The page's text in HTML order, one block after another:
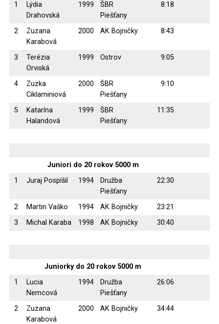
1
Lýdia
Drahovská
1999
ŠBR
Piešťany
8:18
2
Zuzana
Karabová
2000 AK Bojničky 8:43
3
Terézia
Orviská
1999 Ostrov 9:05
4
Zuzka
Ciklaminiová
2000
ŠBR
Piešťany
9:10
5
Katarína
Halandová
1999
ŠBR
Piešťany
11:35
Juniori do 20 rokov 5000 m
1
Juraj Pospíšil 1994
Družba
Piešťany
22:30
2 Martin Vaško 1994 AK Bojničky
23:21
3
Michal Karaba 1998 AK Bojničky 30:40
Juniorky do 20 rokov 5000 m
1
Lucia
Nemcová
1994
Družba
Piešťany
26:06
2
Zuzana
Karabová
2000 AK Bojničky 34:44